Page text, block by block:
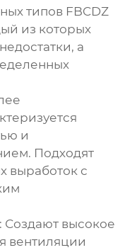
типов FBCDZ
из которых
а
и
Подходят
выработок с
Создают высокое
вентиляции